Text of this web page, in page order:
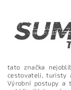
tato značka
cestovateli, turisty
Výrobní postupy a